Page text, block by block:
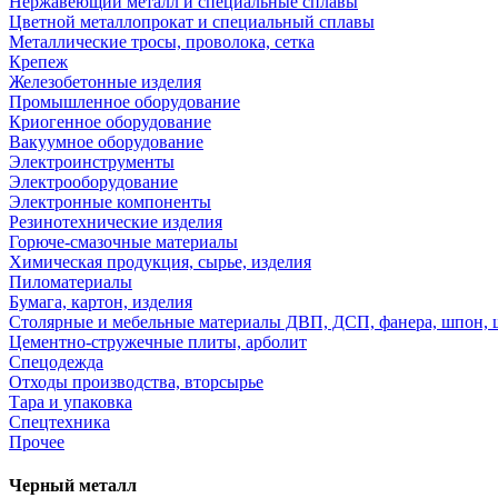
Цветной металлопрокат и специальный сплавы
Металлические тросы, проволока, сетка
Крепеж
Железобетонные изделия
Промышленное оборудование
Криогенное оборудование
Вакуумное оборудование
Электроинструменты
Электрооборудование
Электронные компоненты
Резинотехнические изделия
Горюче-смазочные материалы
Химическая продукция, сырье, изделия
Пиломатериалы
Бумага, картон, изделия
Столярные и мебельные материалы ДВП, ДСП, фанера, шпон,
Цементно-стружечные плиты, арболит
Спецодежда
Отходы производства, вторсырье
Тара и упаковка
Спецтехника
Прочее
Черный металл